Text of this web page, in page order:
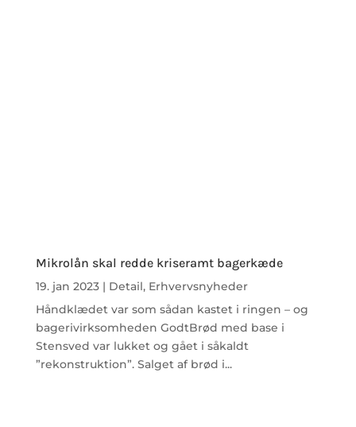
Mikrolån skal redde kriseramt bagerkæde
19. jan 2023| Detail, Erhvervsnyheder
Håndklædet var som sådan kastet i ringen – og
bagerivirksomheden GodtBrød med base i
Stensved var lukket og gået i såkaldt
”rekonstruktion”. Salget af brød i...